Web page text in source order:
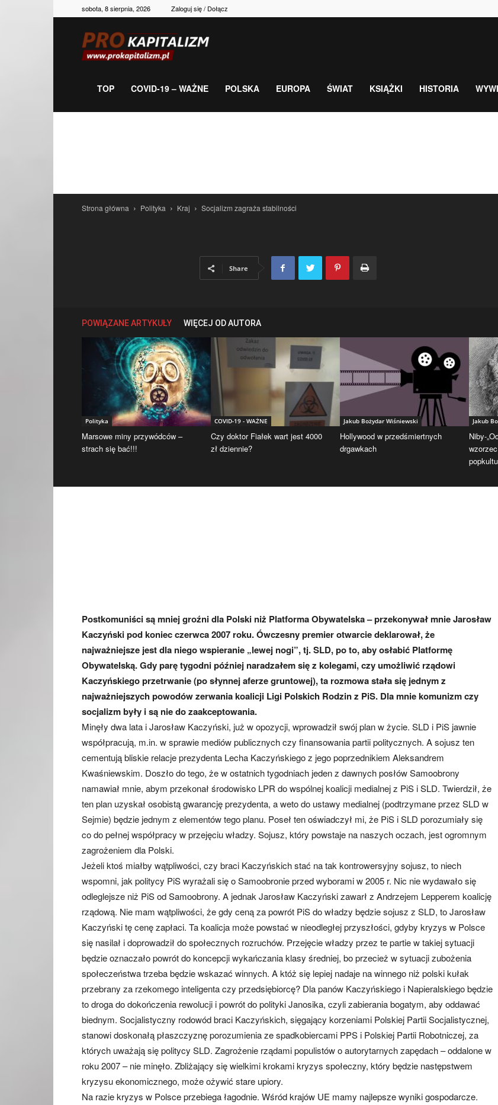
sobota, 8 sierpnia, 2026 Zaloguj się / Dołącz
gospodarka,
TOP COVID-19 – WAŻNE POLSKA EUROPA ŚWIAT KSIĄŻKI HISTORIA
Strona główna Polityka Kraj Socjalizm zagraża stabilności
Share
POWIĄZANE ARTYKUŁY WIĘCEJ OD AUTORA
Polityka
Marsowe miny przywódców –
strach się bać!!!
COVID-19 - WAŻNE
Czy doktor Fiałek wart jest 4000
zł dziennie?
Jakub Bożydar Wiśniewski
Hollywood w przedśmiertnych
drgawkach
Jakub
Niby-
Postkomuniści są mniej groźni dla Polski niż Platforma Obywatelska – przekonywał mnie Jarosław
Kaczyński pod koniec czerwca 2007 roku. Ówczesny premier otwarcie deklarował, że
najważniejsze jest dla niego wspieranie „lewej nogi”, tj. SLD, po to, aby osłabić Platformę
Obywatelską. Gdy parę tygodni później naradzałem się z kolegami, czy umożliwić rządowi
Kaczyńskiego przetrwanie (po słynnej aferze gruntowej), ta rozmowa stała się jednym z
najważniejszych powodów zerwania koalicji Ligi Polskich Rodzin z PiS. Dla mnie komunizm czy
socjalizm były i są nie do zaakceptowania.
Minęły dwa lata i Jarosław Kaczyński, już w opozycji, wprowadził swój plan w życie. SLD i PiS jawnie
współpracują, m.in. w sprawie mediów publicznych czy finansowania partii politycznych. A sojusz ten
cementują bliskie relacje prezydenta Lecha Kaczyńskiego z jego poprzednikiem Aleksandrem
Kwaśniewskim. Doszło do tego, że w ostatnich tygodniach jeden z dawnych posłów Samoobrony
namawiał mnie, abym przekonał środowisko LPR do wspólnej koalicji medialnej z PiS i SLD. Twierdził, że
ten plan uzyskał osobistą gwarancję prezydenta, a weto do ustawy medialnej (podtrzymane przez SLD w
Sejmie) będzie jednym z elementów tego planu. Poseł ten oświadczył mi, że PiS i SLD porozumiały się
co do pełnej współpracy w przejęciu władzy. Sojusz, który powstaje na naszych oczach, jest ogromnym
zagrożeniem dla Polski.
Jeżeli ktoś miałby wątpliwości, czy braci Kaczyńskich stać na tak kontrowersyjny sojusz, to niech
wspomni, jak politycy PiS wyrażali się o Samoobronie przed wyborami w 2005 r. Nic nie wydawało się
odleglejsze niż PiS od Samoobrony. A jednak Jarosław Kaczyński zawarł z Andrzejem Lepperem koalicję
rządową. Nie mam wątpliwości, że gdy ceną za powrót PiS do władzy będzie sojusz z SLD, to Jarosław
Kaczyński tę cenę zapłaci. Ta koalicja może powstać w nieodległej przyszłości, gdyby kryzys w Polsce
się nasilał i doprowadził do społecznych rozruchów. Przejęcie władzy przez te partie w takiej sytuacji
będzie oznaczało powrót do koncepcji wykańczania klasy średniej, bo przecież w sytuacji zubożenia
społeczeństwa trzeba będzie wskazać winnych. A któż się lepiej nadaje na winnego niż polski kułak
przebrany za rzekomego inteligenta czy przedsiębiorcę? Dla panów Kaczyńskiego i Napieralskiego będzie
to droga do dokończenia rewolucji i powrót do polityki Janosika, czyli zabierania bogatym, aby oddawać
biednym. Socjalistyczny rodowód braci Kaczyńskich, sięgający korzeniami Polskiej Partii Socjalistycznej,
stanowi doskonałą płaszczyznę porozumienia ze spadkobiercami PPS i Polskiej Partii Robotniczej, za
których uważają się politycy SLD. Zagrożenie rządami populistów o autorytarnych zapędach – oddalone w
roku 2007 – nie minęło. Zbliżający się wielkimi krokami kryzys społeczny, który będzie następstwem
kryzysu ekonomicznego, może ożywić stare upiory.
Na razie kryzys w Polsce przebiega łagodnie. Wśród krajów UE mamy najlepsze wyniki gospodarcze.